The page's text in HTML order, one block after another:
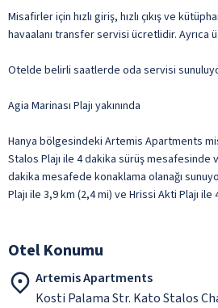
Misafirler için hızlı giriş, hızlı çıkış ve
havaalanı transfer servisi ücretlidir. Ayrıca
Otelde belirli saatlerde oda servisi
Agia Marinası Plajı yakınında
Hanya bölgesindeki Artemis Apartments
Stalos Plajı ile 4 dakika sürüş mesafesinde
dakika mesafede konaklama olanağı
Plajı ile 3,9 km (2,4 mi) ve Hrissi Akti Plajı
Otel Konumu
Artemis Apartments
Kosti Palama Str. Kato Stalos